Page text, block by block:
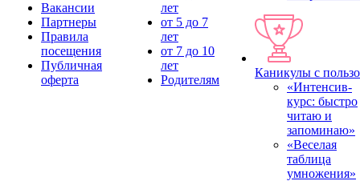
Вакансии
Партнеры
Правила
посещения
Публичная
оферта
лет
от 5 до 7
лет
от 7 до 10
лет
Родителям
Каникулы с
«Интенсив-
курс: быстро
читаю и
запоминаю»
«Веселая
таблица
умножения»